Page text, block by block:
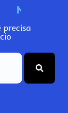
N
precisa